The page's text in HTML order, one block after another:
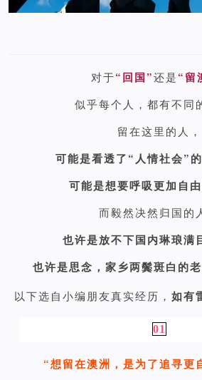
对于“回国”还是“留
似乎每个人，都有不同
留在这里的人，
可能是看透了“人情社会”
可能是想要呼吸更加自由
而毅然决然归国的
也许是放不下国内琳琅满
也许是思念，家乡两鬓斑白的
以下选自小编朋友真实经历， 如有
01
“想留在澳洲，是为了追寻更